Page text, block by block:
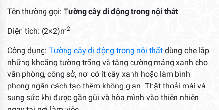
Tên thường gọi: Tường cây di động trong nội thất
Diện tích: (2×2)m2
Công dụng: Tường cây di động trong nội thất dùng che lắp
những khoãng tường trống và tăng cường mảng xanh cho
văn phòng, công sở, nơi có ít cây xanh hoặc làm bình
phong ngăn cách tạo thêm không gian. Thật thoải mái và
sung sức khi được gần gũi và hòa mình vào thiên nhiên